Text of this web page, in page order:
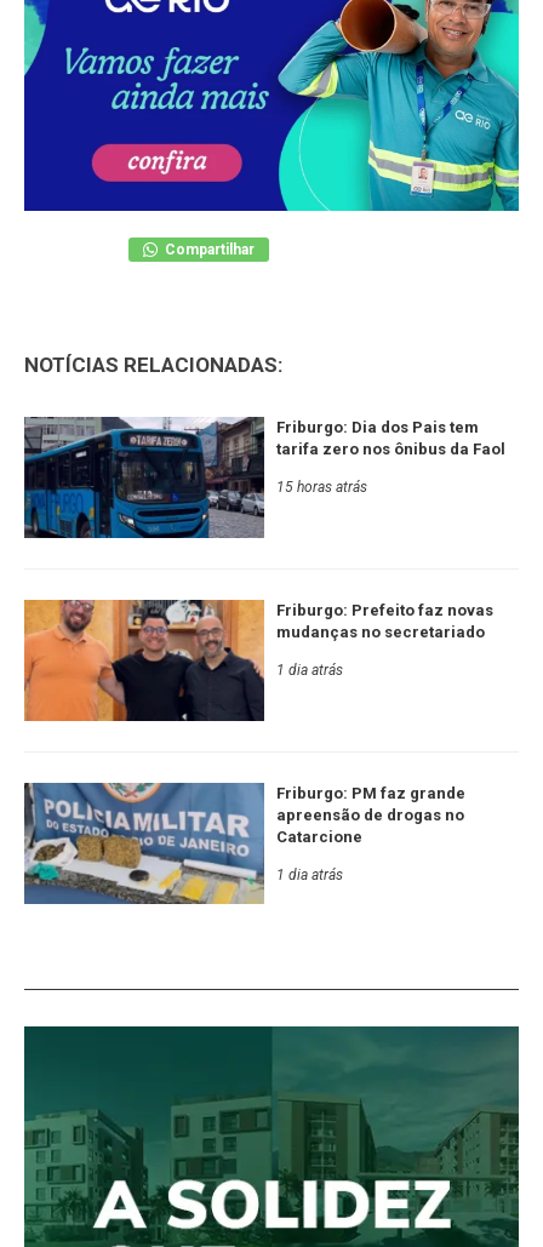
Compartilhar
NOTÍCIAS RELACIONADAS:
Friburgo: Dia dos Pais tem
tarifa zero nos ônibus da Faol
15 horas atrás
Friburgo: Prefeito faz novas
mudanças no secretariado
1 dia atrás
Friburgo: PM faz grande
apreensão de drogas no
Catarcione
1 dia atrás